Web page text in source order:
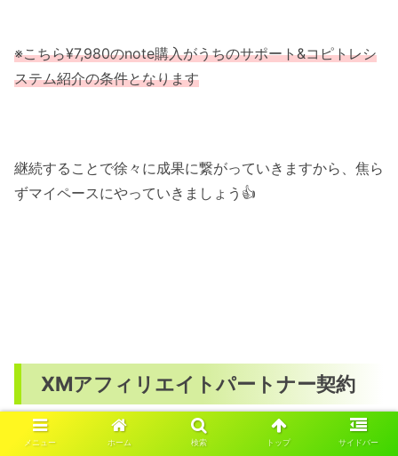
※こちら¥7,980のnote購入がうちのサポート&コピトレシ
ステム紹介の条件となります
継続することで徐々に成果に繋がっていきますから、焦ら
ずマイペースにやっていきましょう👍
XMアフィリエイトパートナー契約
メニュー ホーム 検索 トップ サイドバー